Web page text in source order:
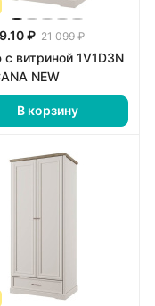
₽ 21 099 ₽
витриной 1V1D3N
NEW
В корзину